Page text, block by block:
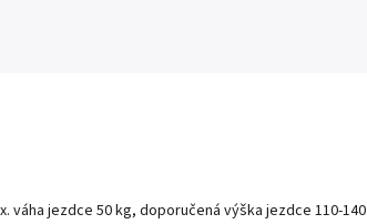
váha jezdce 50 kg, doporučená výška jezdce 110-140